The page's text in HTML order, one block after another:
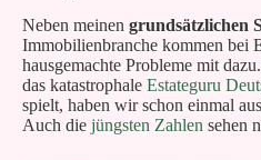
Neben meinen grundsätzlichen
Immobilienbranche kommen bei
hausgemachte Probleme mit
das katastrophale Estateguru
spielt, haben wir schon einmal
Auch die jüngsten Zahlen sehen